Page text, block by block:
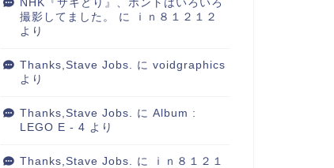
NHK『サキどり』、ホントはいろいろ
撮影してました。
に
ｉｎ８１２１２
より
Thanks,Stave Jobs. に voidgraphics
より
Thanks,Stave Jobs. に Album :
LEGO E - 4 より
Thanks,Stave Jobs. に
ｉｎ８１２１